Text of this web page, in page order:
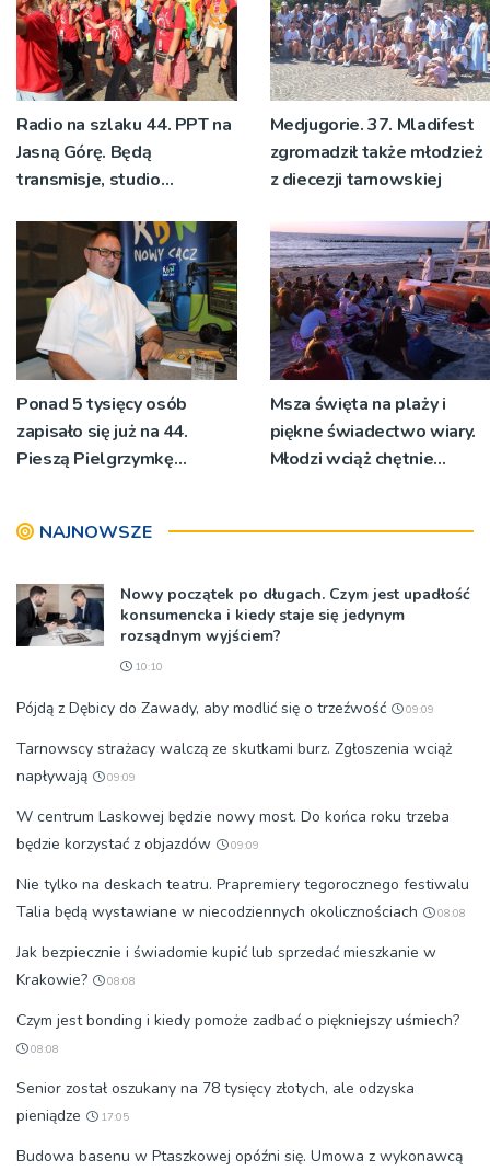
Radio na szlaku 44. PPT na
Jasną Górę. Będą
transmisje, studio
pozdrowienia
Medjugorie. 37. Mladifest
zgromadził także młodzież
z diecezji tarnowskiej
Ponad 5 tysięcy osób
zapisało się już na 44.
Pieszą Pielgrzymkę
Msza święta na plaży i
piękne świadectwo wiary.
Młodzi wciąż chętnie
NAJNOWSZE
Nowy początek po długach. Czym jest upadłość
konsumencka i kiedy staje się jedynym
rozsądnym wyjściem?
10:10
Pójdą z Dębicy do Zawady, aby modlić się o trzeźwość 09:09
Tarnowscy strażacy walczą ze skutkami burz. Zgłoszenia wciąż
napływają
09:09
W centrum Laskowej będzie nowy most. Do końca roku trzeba
będzie korzystać z objazdów
09:09
Nie tylko na deskach teatru. Prapremiery tegorocznego festiwalu
Talia będą wystawiane w niecodziennych okolicznościach
08:08
Jak bezpiecznie i świadomie kupić lub sprzedać mieszkanie w
Krakowie?
08:08
Czym jest bonding i kiedy pomoże zadbać o piękniejszy uśmiech?
08:08
Senior został oszukany na 78 tysięcy złotych, ale odzyska
pieniądze
17:05
Budowa basenu w Ptaszkowej opóźni się. Umowa z wykonawcą